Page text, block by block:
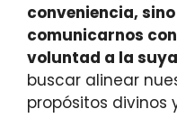
conveniencia,
comunicarnos
voluntad a la
buscar alinear
propósitos divinos